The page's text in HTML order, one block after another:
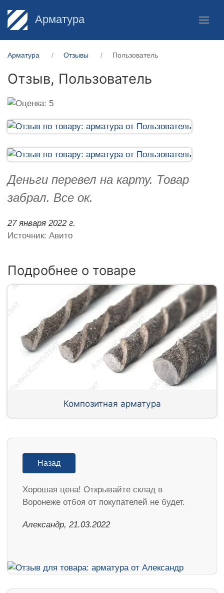
Арматура
Арматура Отзывы Пользователь
Отзыв, Пользователь
Деньги перевел на карту. Товар
забрал. Все ок.
27 января 2022 г.
Источник: Авито
Подробнее о товаре
Композитная арматура
Назад
Хорошая цена! Открывайте склад в
Воронеже отбоя от покупателей не будет.
Александр, 21.03.2022